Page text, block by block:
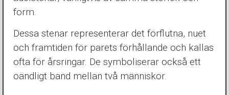
form.
Dessa stenar representerar det förflutna, nuet
och framtiden för parets förhållande och kallas
ofta för årsringar. De symboliserar också ett
oändligt band mellan två människor.